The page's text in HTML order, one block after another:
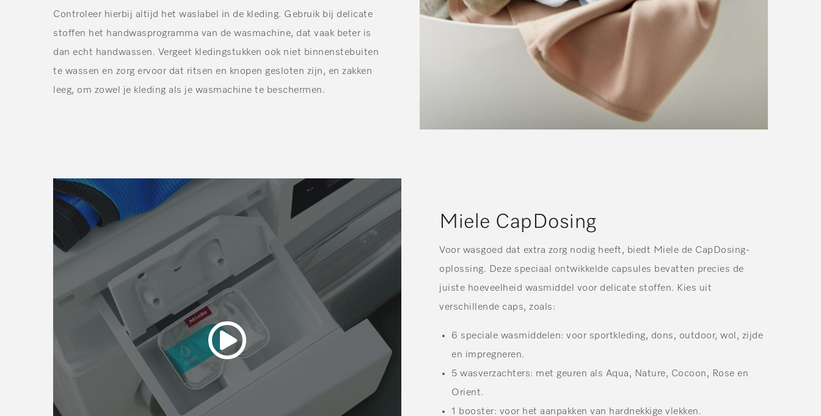
Controleer hierbij altijd het waslabel in de kleding. Gebruik bij delicate
stoffen het handwasprogramma van de wasmachine, dat vaak beter is
dan echt handwassen. Vergeet kledingstukken ook niet binnenstebuiten
te wassen en zorg ervoor dat ritsen en knopen gesloten zijn, en zakken
leeg, om zowel je kleding als je wasmachine te beschermen.
Miele CapDosing
Voor wasgoed dat extra zorg nodig heeft, biedt Miele de CapDosing-
oplossing. Deze speciaal ontwikkelde capsules bevatten precies de
juiste hoeveelheid wasmiddel voor delicate stoffen. Kies uit
verschillende caps, zoals:
6 speciale wasmiddelen: voor sportkleding, dons, outdoor, wol, zijde
en impregneren.
5 wasverzachters: met geuren als Aqua, Nature, Cocoon, Rose en
Orient.
1 booster: voor het aanpakken van hardnekkige vlekken.